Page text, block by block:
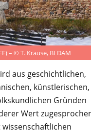
– © T. Krause, BLDAM
aus geschichtlichen,
künstlerischen,
Gründen
Wert